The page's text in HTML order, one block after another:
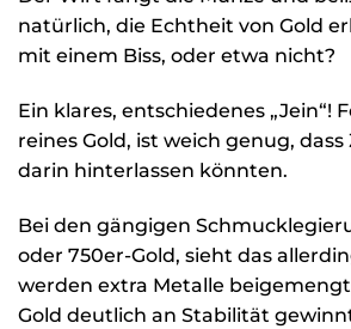
natürlich, die Echtheit von Gold
mit einem Biss, oder etwa nicht?
Ein klares, entschiedenes „Jein“!
reines Gold, ist weich genug,
darin hinterlassen könnten.
Bei den gängigen
oder 750er-Gold, sieht das
werden extra Metalle
Gold deutlich an Stabilität